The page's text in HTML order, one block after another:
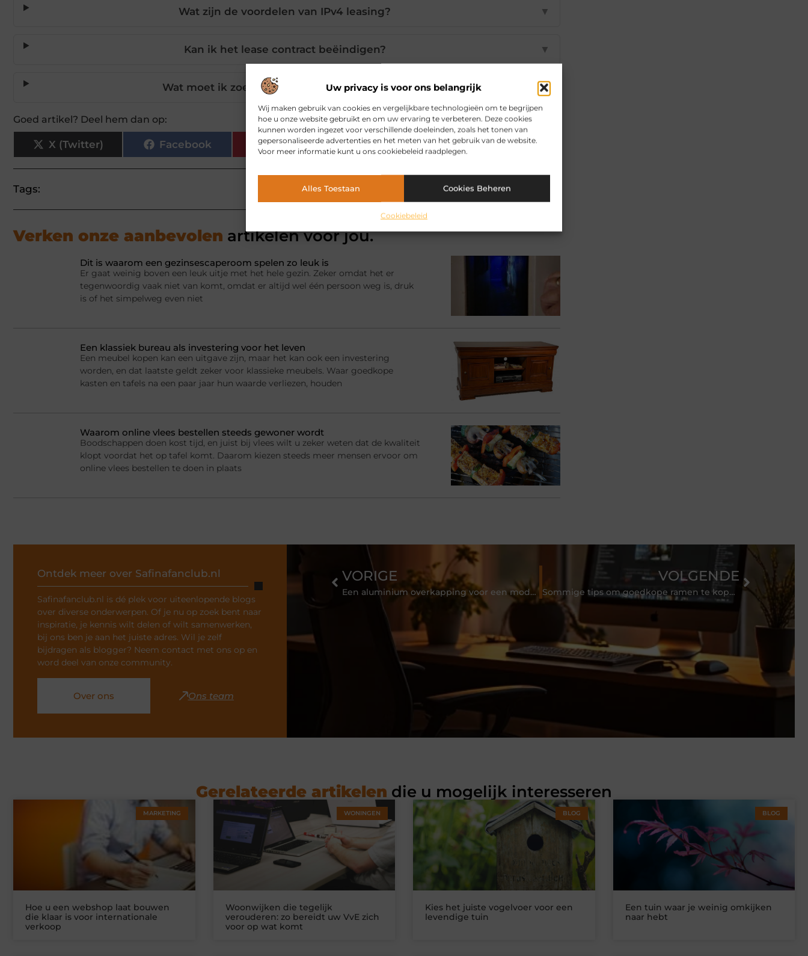
Uw privacy is voor ons belangrijk
Wij maken gebruik van cookies en vergelijkbare technologieën om te begrijpen
hoe u onze website gebruikt en om uw ervaring te verbeteren. Deze cookies
kunnen worden ingezet voor verschillende doeleinden, zoals het tonen van
gepersonaliseerde advertenties en het meten van het gebruik van de website.
Voor meer informatie kunt u ons cookiebeleid raadplegen.
Alles Toestaan Cookies Beheren
Cookiebeleid
Wat zijn de voordelen van IPv4 leasing? ▼
Kan ik het lease contract beëindigen? ▼
Wat moet ik zoeken in een IPv4 lease broker? ▼
Goed artikel? Deel hem dan op:
X (Twitter) Facebook Pinterest LinkedIn Email
Tags:
Verken onze aanbevolen artikelen voor jou.
Dit is waarom een gezinsescaperoom spelen zo leuk is
Er gaat weinig boven een leuk uitje met het hele gezin. Zeker omdat het er
tegenwoordig vaak niet van komt, omdat er altijd wel één persoon weg is, druk
is of het simpelweg even niet
Een klassiek bureau als investering voor het leven
Een meubel kopen kan een uitgave zijn, maar het kan ook een investering
worden, en dat laatste geldt zeker voor klassieke meubels. Waar goedkope
kasten en tafels na een paar jaar hun waarde verliezen, houden
Waarom online vlees bestellen steeds gewoner wordt
Boodschappen doen kost tijd, en juist bij vlees wilt u zeker weten dat de kwaliteit
klopt voordat het op tafel komt. Daarom kiezen steeds meer mensen ervoor om
online vlees bestellen te doen in plaats
Ontdek meer over Safinafanclub.nl
Safinafanclub.nl is dé plek voor uiteenlopende blogs
over diverse onderwerpen. Of je nu op zoek bent naar
inspiratie, je kennis wilt delen of wilt samenwerken,
bij ons ben je aan het juiste adres. Wil je zelf
bijdragen als blogger? Neem contact met ons op en
word deel van onze community.
Over ons Ons team
VORIGE
Een aluminium overkapping voor een moderne uitstraling van je tuin
VOLGENDE
Sommige tips om goedkope ramen te kopen
Gerelateerde artikelen die u mogelijk interesseren
MARKETING
Hoe u een webshop laat bouwen
die klaar is voor internationale
verkoop
WONINGEN
Woonwijken die tegelijk
verouderen: zo bereidt uw VvE zich
voor op wat komt
BLOG
Kies het juiste vogelvoer voor een
levendige tuin
BLOG
Een tuin waar je weinig omkijken
naar hebt